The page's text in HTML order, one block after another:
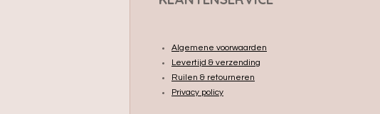
Algemene voorwaarden
Levertijd & verzending
Ruilen & retourneren
Privacy policy